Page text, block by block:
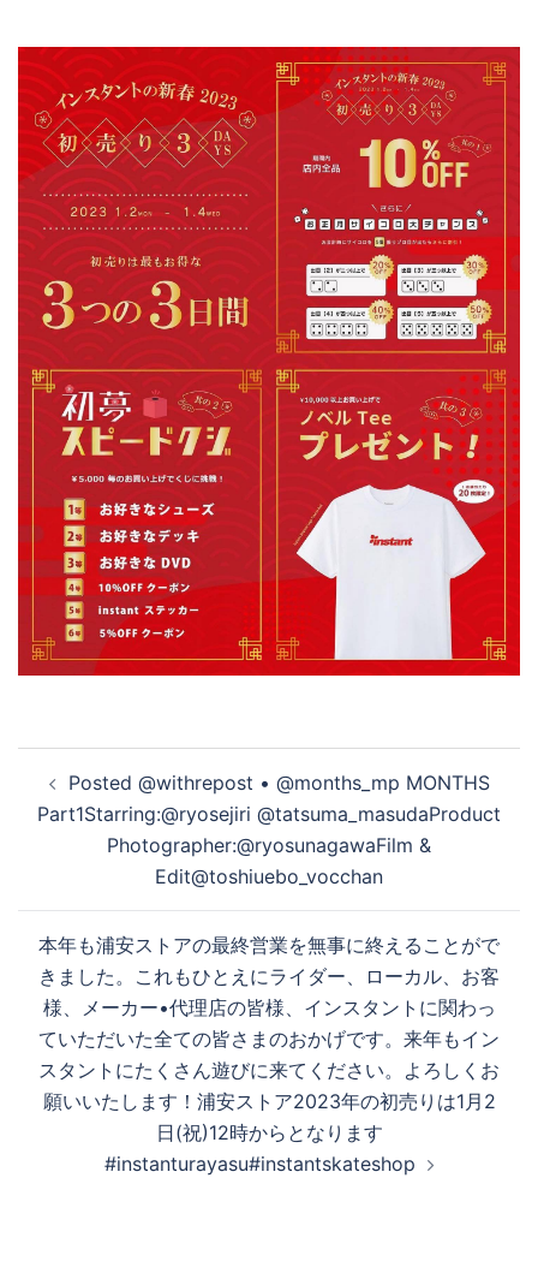
ナ
シ
ョ
ン
️‍️‍️‍Posted @withrepost • @months_mp MONTHS
Part1Starring:@ryosejiri @tatsuma_masudaProduct
Photographer:@ryosunagawaFilm &
Edit@toshiuebo_vocchan
本年も浦安ストアの最終営業を無事に終えることがで
きました。これもひとえにライダー、ローカル、お客
様、メーカー•代理店の皆様、インスタントに関わっ
ていただいた全ての皆さまのおかげです。来年もイン
スタントにたくさん遊びに来てください。よろしくお
願いいたします！浦安ストア2023年の初売りは1月2
日(祝)12時からとなります
#instanturayasu#instantskateshop